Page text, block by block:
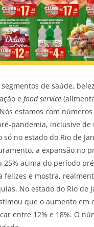
de saúde,
e food service
estamos com
pandemia, inclusive de
só no estado do Rio de
a expansão no
25% acima do período
felizes e mostra,
No estado do Rio de
que o aumento em
entre 12% e 18%. O